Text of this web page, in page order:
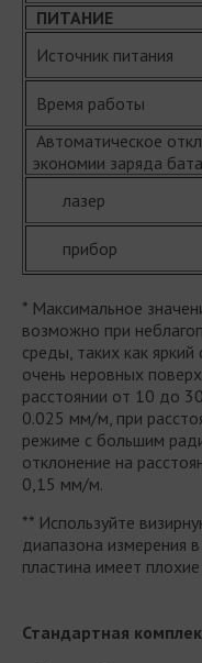
ПИТАНИЕ
Источник питания
Время работы
Автоматическое
экономии заряда
лазер
прибор
* Максимальное
возможно при
среды, таких как
очень неровных
расстоянии от 10 до
0.025 мм/м, при
режиме с большим
отклонение на
0,15 мм/м.
** Используйте
диапазона измерения
пластина имеет
Стандартная